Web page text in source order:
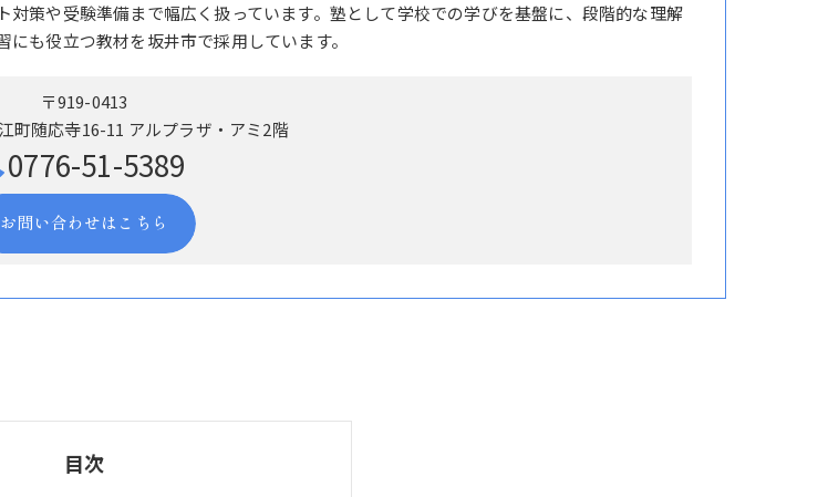
対策や受験準備まで幅広く扱っています。塾として学校での学びを基盤に、段階的な理解
も役立つ教材を坂井市で採用しています。
〒919-0413
町随応寺16-11 アルプラザ・アミ2階
0776-51-5389
お問い合わせはこちら
目次